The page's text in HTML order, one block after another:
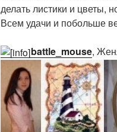
делать листики и цветы,
Всем удачи и побольше
battle_mouse,